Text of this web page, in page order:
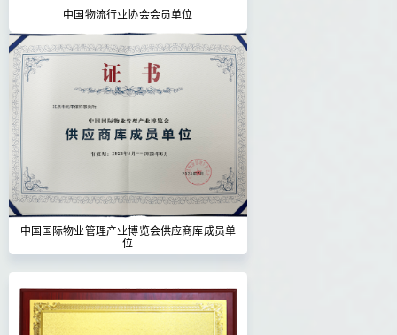
中国物流行业协会会员单位
中国国际物业管理产业博览会供应商库成员单
位